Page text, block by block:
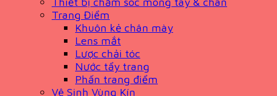
Trang Điểm
Khuôn kẻ chân mày
Lens mắt
Lược chải tóc
Nước tẩy trang
Phấn trang điểm
Vệ Sinh Vùng Kín